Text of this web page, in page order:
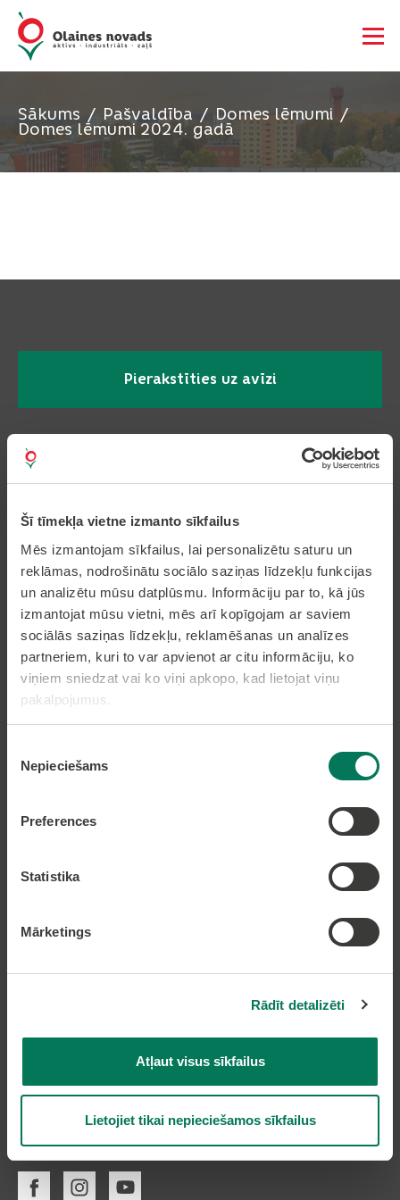
Šī tīmekļa vietne izmanto sīkfailus
Mēs izmantojam sīkfailus, lai personalizētu saturu un
reklāmas, nodrošinātu sociālo saziņas līdzekļu funkcijas
un analizētu mūsu datplūsmu. Informāciju par to, kā jūs
izmantojat mūsu vietni, mēs arī kopīgojam ar saviem
sociālās saziņas līdzekļu, reklamēšanas un analīzes
partneriem, kuri to var apvienot ar citu informāciju, ko
viņiem sniedzat vai ko viņi apkopo, kad lietojat viņu
pakalpojumus.
izvēle
Nepieciešams
Preferences
Statistika
Mārketings
Rādīt detalizēti
Atļaut visus sīkfailus
Lietojiet tikai nepieciešamos sīkfailus
Sākums Pašvaldība Domes lēmumi
Domes lēmumi 2024. gadā
Pierakstīties uz avīzi
Pakalpojumi
Dzīvesvietas deklarēšana
Pieteikt bērnu pirmsskolas izglītības iestādē
Nekustamā īpašuma nodokļa samaksa caur
epakalpojumi.lv
Nekustamā īpašuma karte
Kontakti
Zemgales iela 33, Olaine,
Tālruņi: 66954899, 20178620, 22318183
Seko mums